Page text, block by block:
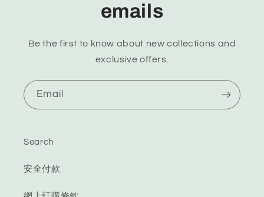
emails
Be the first to know about new collections and
exclusive offers.
Email
Search
安全付款